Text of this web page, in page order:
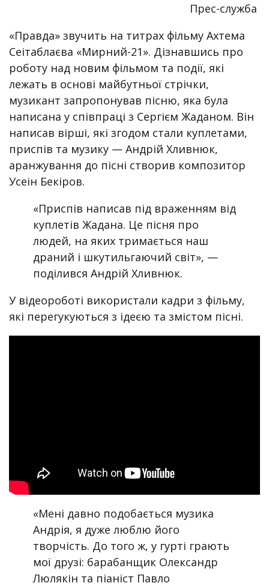
Прес-служба
«Правда» звучить на титрах фільму Ахтема
Сеітаблаєва «Мирний-21». Дізнавшись про
роботу над новим фільмом та події, які
лежать в основі майбутньої стрічки,
музикант запропонував пісню, яка була
написана у співпраці з Сергієм Жаданом. Він
написав вірші, які згодом стали куплетами,
приспів та музику — Андрій Хливнюк,
аранжування до пісні створив композитор
Усеін Бекіров.
«Приспів написав під враженням від
куплетів Жадана. Це пісня про
людей, на яких тримається наш
драний і шкутильгаючий світ», —
поділився Андрій Хливнюк.
У відеороботі використали кадри з фільму,
які перегукуються з ідеєю та змістом пісні.
«Мені давно подобається музика
Андрія, я дуже люблю його
творчість. До того ж, у гурті грають
мої друзі: барабанщик Олександр
Люлякін та піаніст Павло